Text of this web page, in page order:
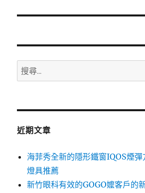
文
搜
尋
鍵
近期文章
海菲秀全新的隱形鐵窗IQOS煙彈
燈具推薦
新竹眼科有效的GOGO嬤客戶的